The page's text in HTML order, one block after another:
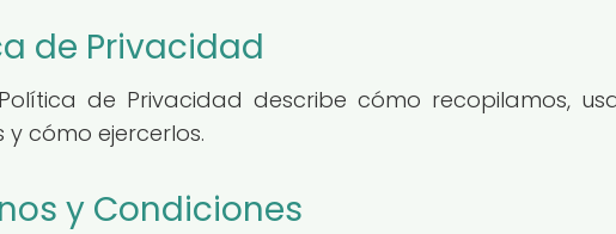
de Privacidad
de Privacidad describe cómo recopilamos,
y cómo ejercerlos.
y Condiciones